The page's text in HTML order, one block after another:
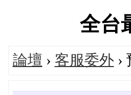
全台
論壇 › 客服委外›